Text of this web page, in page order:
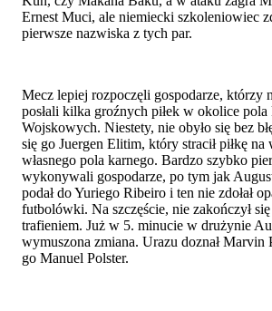
Ernest Muci, ale niemiecki szkoleniowiec
pierwsze nazwiska z tych par.
Mecz lepiej rozpoczęli gospodarze, którzy
posłali kilka groźnych piłek w okolice pola
Wojskowych. Niestety, nie obyło się bez
się go Juergen Elitim, który stracił piłkę na
własnego pola karnego. Bardzo szybko
wykonywali gospodarze, po tym jak
podał do Yuriego Ribeiro i ten nie zdołał
futbolówki. Na szczęście, nie zakończył
trafieniem. Już w 5. minucie w drużynie
wymuszona zmiana. Urazu doznał Marvin
go Manuel Polster.